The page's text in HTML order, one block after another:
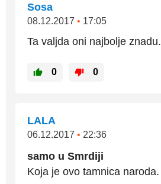
Sosa
08.12.2017 • 17:05
Ta valjda oni najbolje znadu.
0 0
LALA
06.12.2017 • 22:36
samo u Smrdiji
Koja je ovo tamnica naroda.